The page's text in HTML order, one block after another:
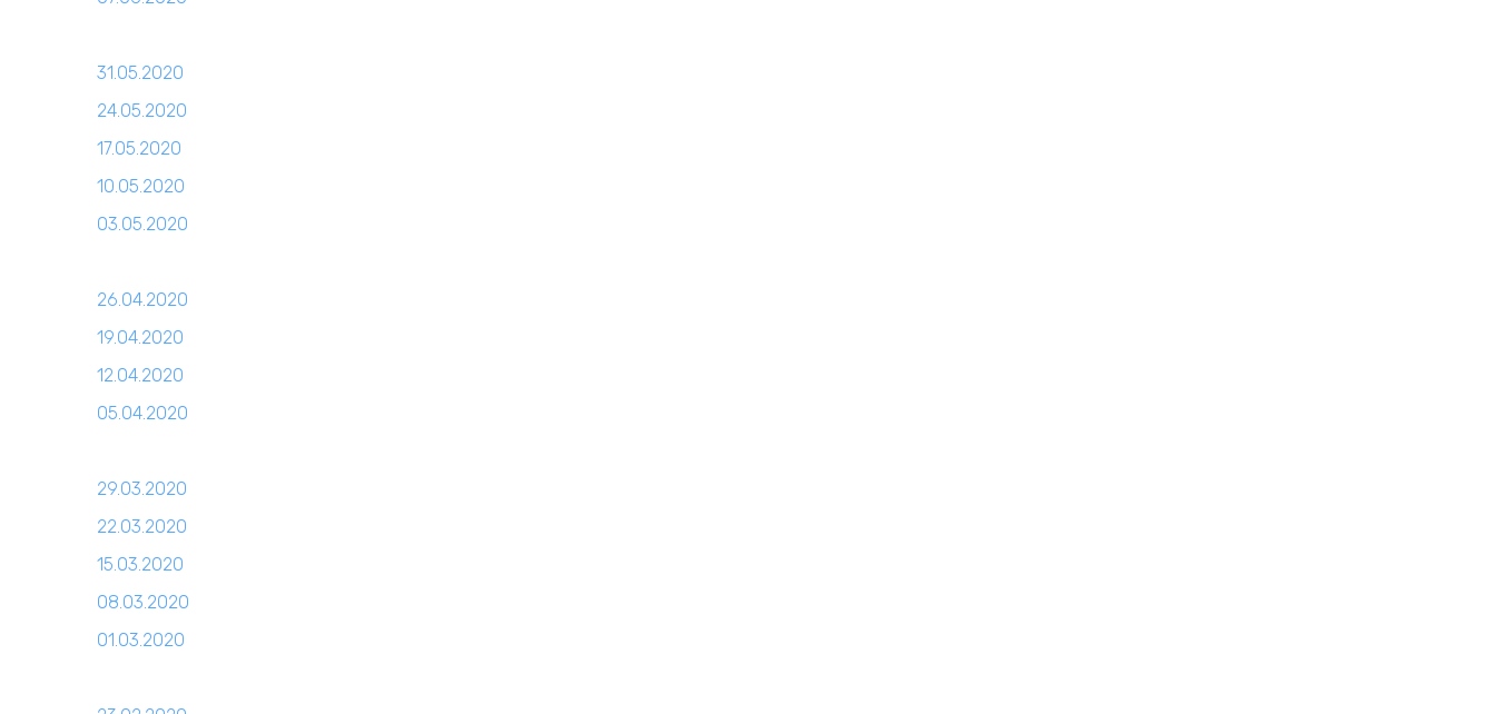
31.05.2020
24.05.2020
17.05.2020
10.05.2020
03.05.2020
26.04.2020
19.04.2020
12.04.2020
05.04.2020
29.03.2020
22.03.2020
15.03.2020
08.03.2020
01.03.2020